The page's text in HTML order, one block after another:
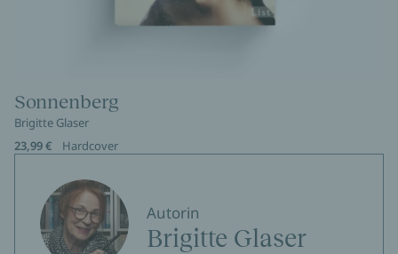
Sonnenberg
Brigitte Glaser
23,99 €
Hardcover
Autorin
Brigitte Glaser